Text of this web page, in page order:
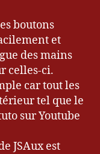
boutons
et
des mains
celles-ci.
car tout les
tel que le
sur Youtube
JSAux est